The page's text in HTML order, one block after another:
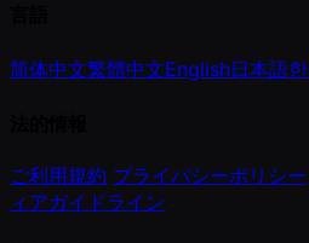
简体中文繁體中文English日本語
ご利用規約 プライバシーポリシー
ィアガイドライン